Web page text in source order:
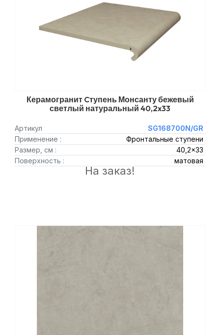
Керамогранит Cтупень Монсанту бежевый
светлый натуральный 40,2x33
Артикул
SG168700N/GR
Применение :
Фронтальные ступени
Размер, см :
40,2x33
Поверхность :
матовая
На заказ!